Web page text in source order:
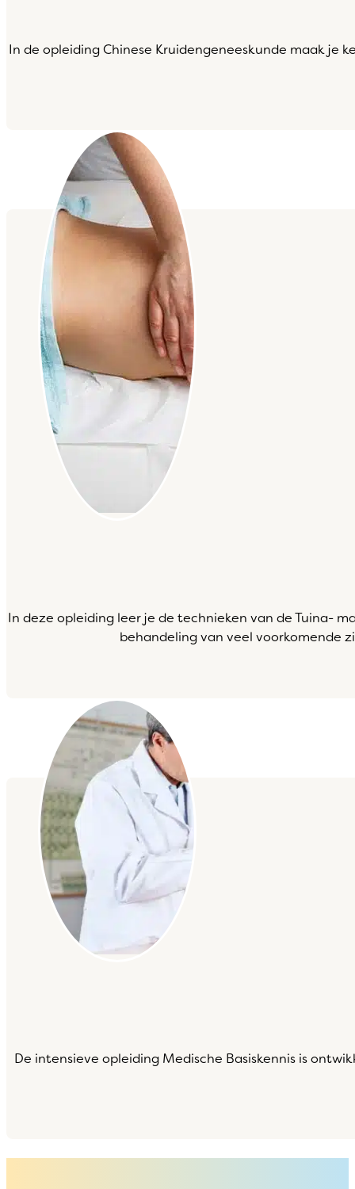
In de opleiding Chinese Kruidengeneeskunde maak je
In deze opleiding leer je de technieken van de Tuina-
behandeling van veel voorkomende
De intensieve opleiding Medische Basiskennis is